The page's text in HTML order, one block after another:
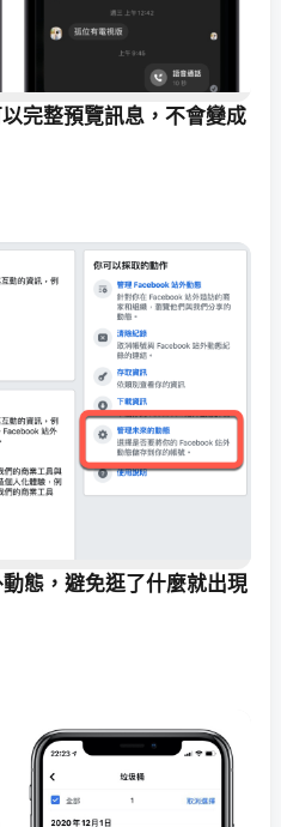
完整預覽訊息，不會變成
態，避免逛了什麼就出現